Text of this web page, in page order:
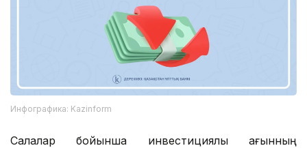
Инфографика: Kazinform
Салалар бойынша инвестициялық ағынның